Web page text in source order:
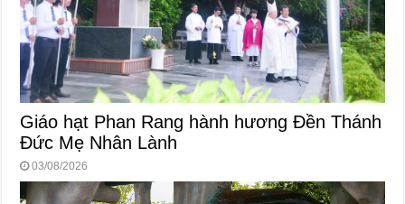
Giáo hạt Phan Rang hành hương Đền Thánh
Đức Mẹ Nhân Lành
03/08/2026